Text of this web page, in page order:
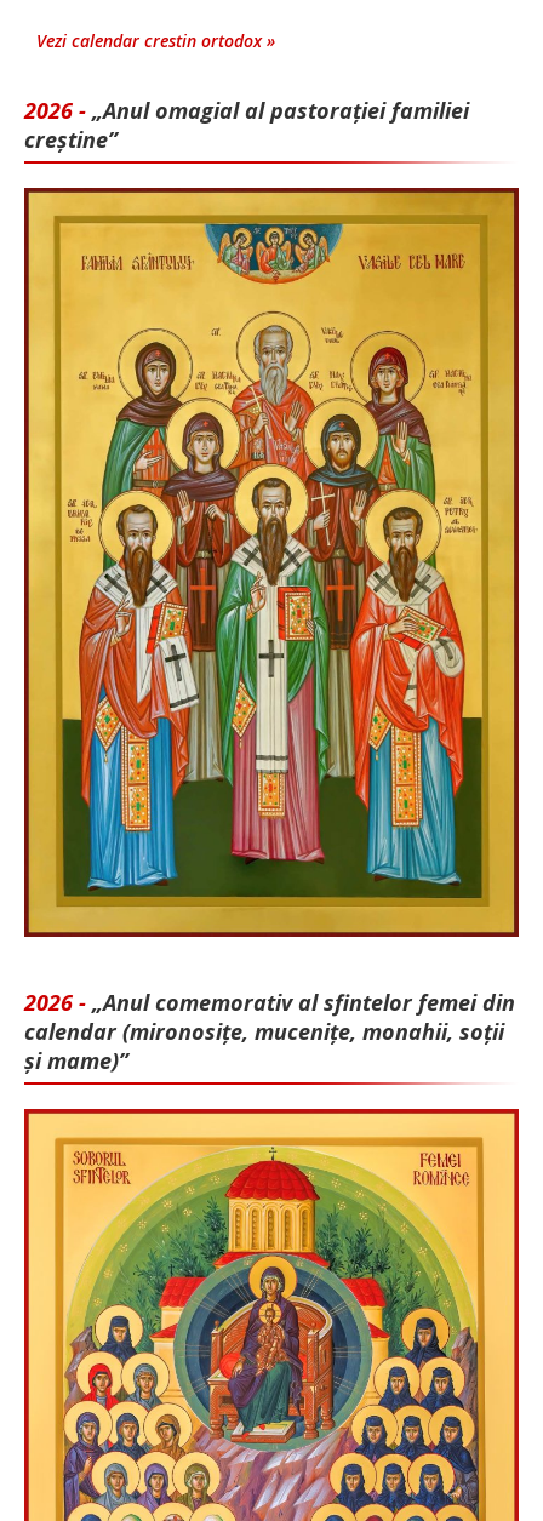
Vezi calendar crestin ortodox »
2026 - „Anul omagial al pastorației familiei
creștine”
2026 - „Anul comemorativ al sfintelor femei din
calendar (mironosițe, mu­cenițe, monahii, soții
și mame)”